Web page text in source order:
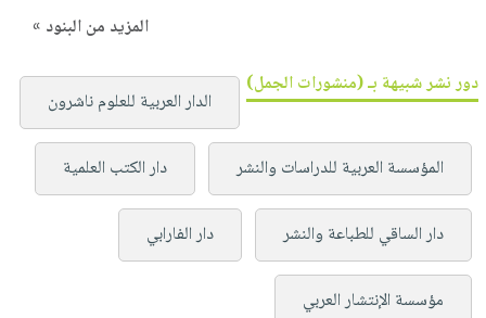
المزيد من البنود »
دور نشر شبيهة بـ (منشورات الجمل)
الدار العربية للعلوم ناشرون
المؤسسة العربية للدراسات والنشر دار الكتب العلمية
دار الساقي للطباعة والنشر دار الفارابي
مؤسسة الإنتشار العربي